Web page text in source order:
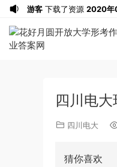
四川电
四川电大
猜你喜欢
游客 下载了资源 2020年
员考试《行测》真题参考
游客下载了资源坐立不
3d打印图纸
游客下载了资源
2009
测》真题（河南县级以上
下载了资源2013年
签到打卡，获